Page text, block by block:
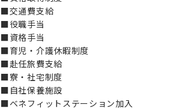
■交通費支給
■役職手当
■資格手当
■育児・介護休暇制度
■赴任旅費支給
■寮・社宅制度
■自社保養施設
■ベネフィットステーション加入